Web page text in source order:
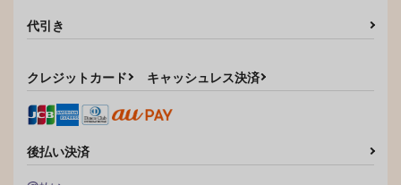
代引き
クレジットカード キャッシュレス決済
後払い決済